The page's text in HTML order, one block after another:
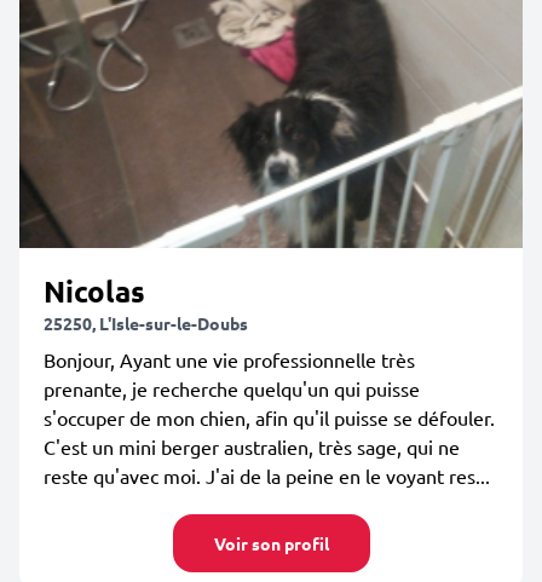
Nicolas
25250, L'Isle-sur-le-Doubs
Bonjour, Ayant une vie professionnelle très
prenante, je recherche quelqu'un qui puisse
s'occuper de mon chien, afin qu'il puisse se défouler.
C'est un mini berger australien, très sage, qui ne
reste qu'avec moi. J'ai de la peine en le voyant res...
Voir son profil